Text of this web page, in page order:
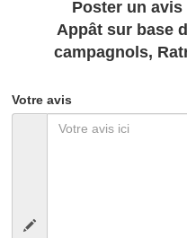
Poster un
Appât sur base
campagnols,
Votre avis